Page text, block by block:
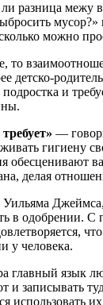
ли разница межу
можно
то
детско-
и
—
гигиену
обесценивают
делая
Джеймса,
в одобрении.
у человека.
главный язык
и записывать
использовать